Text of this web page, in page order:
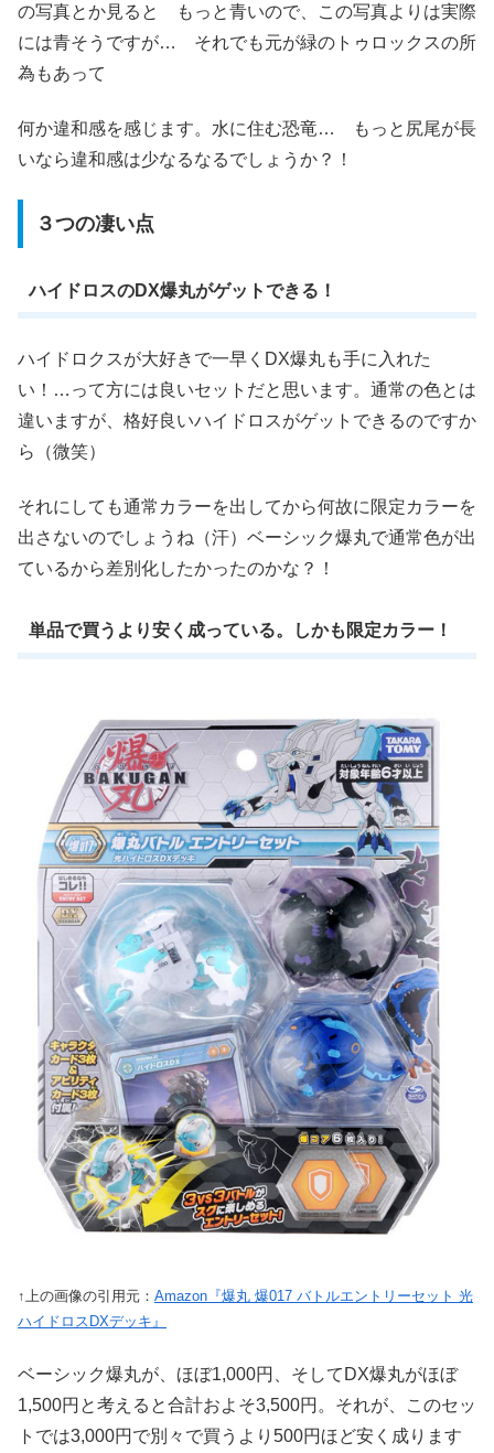
の写真とか見ると もっと青いので、この写真よりは実際
には青そうですが… それでも元が緑のトゥロックスの所
為もあって
何か違和感を感じます。水に住む恐竜… もっと尻尾が長
いなら違和感は少なるなるでしょうか？！
３つの凄い点
ハイドロスのDX爆丸がゲットできる！
ハイドロクスが大好きで一早くDX爆丸も手に入れた
い！…って方には良いセットだと思います。通常の色とは
違いますが、格好良いハイドロスがゲットできるのですか
ら（微笑）
それにしても通常カラーを出してから何故に限定カラーを
出さないのでしょうね（汗）ベーシック爆丸で通常色が出
ているから差別化したかったのかな？！
単品で買うより安く成っている。しかも限定カラー！
↑上の画像の引用元： Amazon『爆丸 爆017 バトルエントリーセット 光
ハイドロスDXデッキ』
ベーシック爆丸が、ほぼ1,000円、そしてDX爆丸がほぼ
1,500円と考えると合計およそ3,500円。それが、このセッ
トでは3,000円で別々で買うより500円ほど安く成ります